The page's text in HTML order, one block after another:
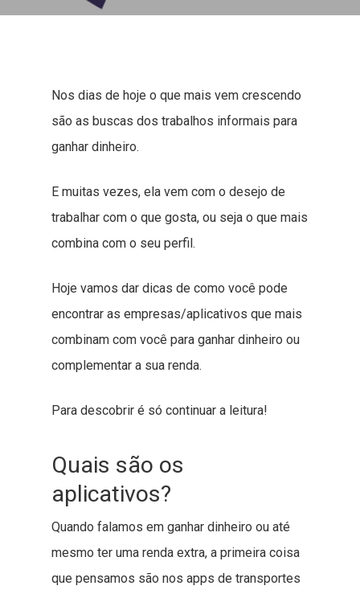
Nos dias de hoje o que mais vem crescendo
são as buscas dos trabalhos informais para
ganhar dinheiro.
E muitas vezes, ela vem com o desejo de
trabalhar com o que gosta, ou seja o que mais
combina com o seu perfil.
Hoje vamos dar dicas de como você pode
encontrar as empresas/aplicativos que mais
combinam com você para ganhar dinheiro ou
complementar a sua renda.
Para descobrir é só continuar a leitura!
Quais são os
aplicativos?
Quando falamos em ganhar dinheiro ou até
mesmo ter uma renda extra, a primeira coisa
que pensamos são nos apps de transportes